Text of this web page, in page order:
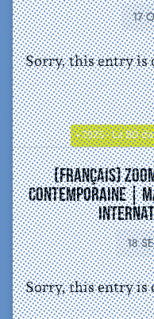
17
Sorry, this entry is
• 2025 - La BD
(Français)
contemporaine |
18
Sorry, this entry is